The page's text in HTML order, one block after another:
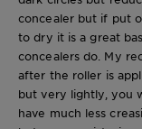
concealer but if put
to dry it is a great
concealers do. My
after the roller is
but very lightly, you
have much less